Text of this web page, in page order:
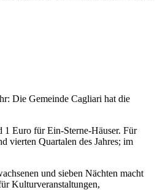
Die Gemeinde Cagliari hat die
Euro für Ein-Sterne-Häuser. Für
vierten Quartalen des Jahres; im
und sieben Nächten macht
Kulturveranstaltungen,